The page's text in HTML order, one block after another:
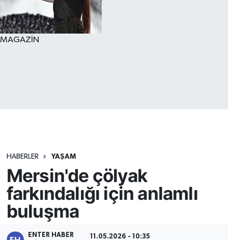
MAGAZİN
HABERLER YAŞAM
Mersin'de çölyak
farkındalığı için anlamlı
buluşma
ENTER HABER 11.05.2026 - 10:35